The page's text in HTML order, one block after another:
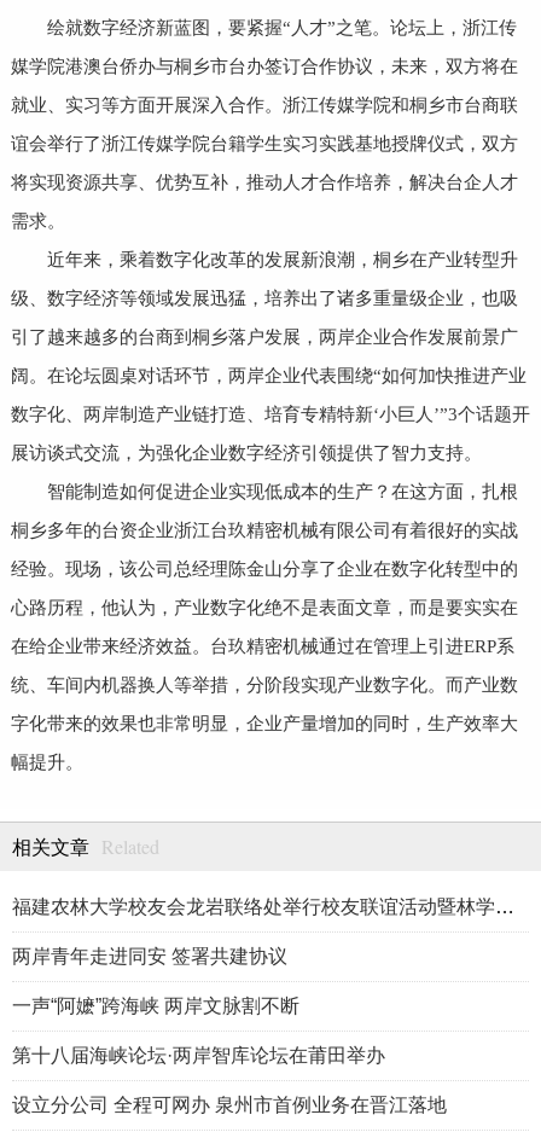
绘就数字经济新蓝图，要紧握“人才”之笔。论坛上，浙江传
媒学院港澳台侨办与桐乡市台办签订合作协议，未来，双方将在
就业、实习等方面开展深入合作。浙江传媒学院和桐乡市台商联
谊会举行了浙江传媒学院台籍学生实习实践基地授牌仪式，双方
将实现资源共享、优势互补，推动人才合作培养，解决台企人才
需求。
近年来，乘着数字化改革的发展新浪潮，桐乡在产业转型升
级、数字经济等领域发展迅猛，培养出了诸多重量级企业，也吸
引了越来越多的台商到桐乡落户发展，两岸企业合作发展前景广
阔。在论坛圆桌对话环节，两岸企业代表围绕“如何加快推进产业
数字化、两岸制造产业链打造、培育专精特新‘小巨人’”3个话题开
展访谈式交流，为强化企业数字经济引领提供了智力支持。
智能制造如何促进企业实现低成本的生产？在这方面，扎根
桐乡多年的台资企业浙江台玖精密机械有限公司有着很好的实战
经验。现场，该公司总经理陈金山分享了企业在数字化转型中的
心路历程，他认为，产业数字化绝不是表面文章，而是要实实在
在给企业带来经济效益。台玖精密机械通过在管理上引进ERP系
统、车间内机器换人等举措，分阶段实现产业数字化。而产业数
字化带来的效果也非常明显，企业产量增加的同时，生产效率大
幅提升。
相关文章 Related
福建农林大学校友会龙岩联络处举行校友联谊活动暨林学、生物医药
两岸青年走进同安 签署共建协议
一声“阿嬷”跨海峡 两岸文脉割不断
第十八届海峡论坛·两岸智库论坛在莆田举办
设立分公司 全程可网办 泉州市首例业务在晋江落地